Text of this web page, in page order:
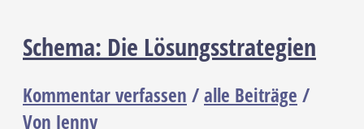
Schema: Die Lösungsstrategien
Kommentar verfassen /alle Beiträge /
Von Jenny